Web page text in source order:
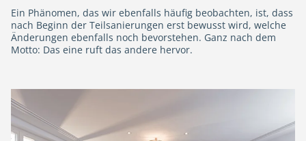
Ein Phänomen, das wir ebenfalls häufig beobachten, ist, dass
nach Beginn der Teilsanierungen erst bewusst wird, welche
Änderungen ebenfalls noch bevorstehen. Ganz nach dem
Motto: Das eine ruft das andere hervor.